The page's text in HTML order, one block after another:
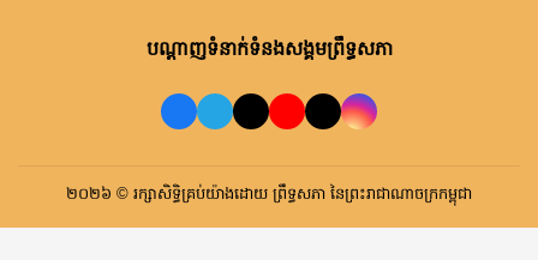
បណ្តាញទំនាក់ទំនងសង្គមព្រឹទ្ធសភា
២០២៦ © រក្សាសិទ្ធិគ្រប់យ៉ាងដោយ ព្រឹទ្ធសភា នៃព្រះរាជាណាចក្រកម្ពុជា